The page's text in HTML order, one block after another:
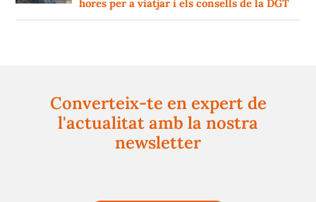
hores per a viatjar i els consells de la DGT
Converteix-te en expert de
l'actualitat amb la nostra
newsletter